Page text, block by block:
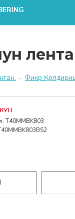
лента
- Фикр
T40MMBK803